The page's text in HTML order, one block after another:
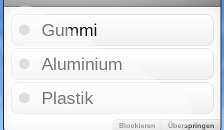
Gummi
Aluminium
Plastik
Blockieren Überspringen